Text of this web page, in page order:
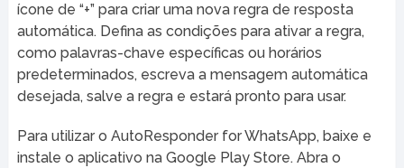
ícone de “+” para criar uma nova regra de resposta
automática. Defina as condições para ativar a regra,
como palavras-chave específicas ou horários
predeterminados, escreva a mensagem automática
desejada, salve a regra e estará pronto para usar.
Para utilizar o AutoResponder for WhatsApp, baixe e
instale o aplicativo na Google Play Store. Abra o